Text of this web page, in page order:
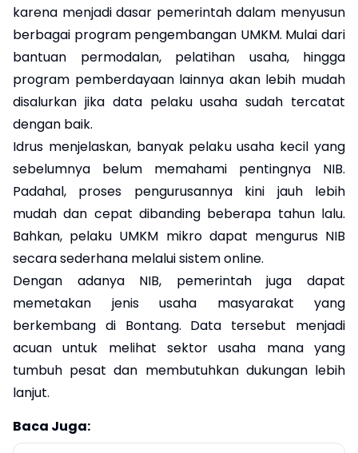
karena menjadi dasar pemerintah dalam menyusun
berbagai program pengembangan UMKM. Mulai dari
bantuan permodalan, pelatihan usaha, hingga
program pemberdayaan lainnya akan lebih mudah
disalurkan jika data pelaku usaha sudah tercatat
dengan baik.
Idrus menjelaskan, banyak pelaku usaha kecil yang
sebelumnya belum memahami pentingnya NIB.
Padahal, proses pengurusannya kini jauh lebih
mudah dan cepat dibanding beberapa tahun lalu.
Bahkan, pelaku UMKM mikro dapat mengurus NIB
secara sederhana melalui sistem online.
Dengan adanya NIB, pemerintah juga dapat
memetakan jenis usaha masyarakat yang
berkembang di Bontang. Data tersebut menjadi
acuan untuk melihat sektor usaha mana yang
tumbuh pesat dan membutuhkan dukungan lebih
lanjut.
Baca Juga: